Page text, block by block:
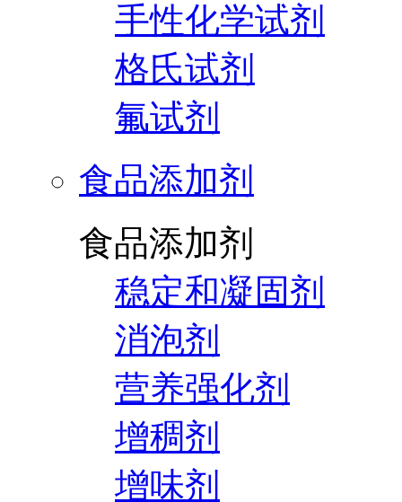
手性化学试剂
格氏试剂
氟试剂
食品添加剂
食品添加剂
稳定和凝固剂
消泡剂
营养强化剂
增稠剂
增味剂